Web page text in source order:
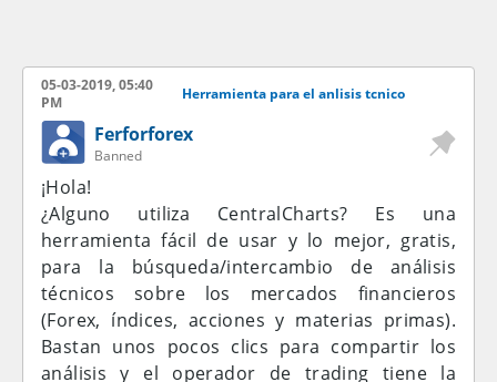
05-03-2019, 05:40
PM
Herramienta para el anlisis tcnico
Ferforforex
Banned
¡Hola!
¿Alguno utiliza CentralCharts? Es una
herramienta fácil de usar y lo mejor, gratis,
para la búsqueda/intercambio de análisis
técnicos sobre los mercados financieros
(Forex, índices, acciones y materias primas).
Bastan unos pocos clics para compartir los
análisis y el operador de trading tiene la